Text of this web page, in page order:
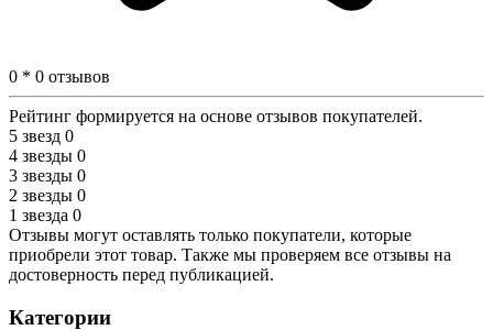
0 * 0 отзывов
Рейтинг формируется на основе отзывов покупателей.
5 звезд 0
4 звезды 0
3 звезды 0
2 звезды 0
1 звезда 0
Отзывы могут оставлять только покупатели, которые
приобрели этот товар. Также мы проверяем все отзывы на
достоверность перед публикацией.
Категории